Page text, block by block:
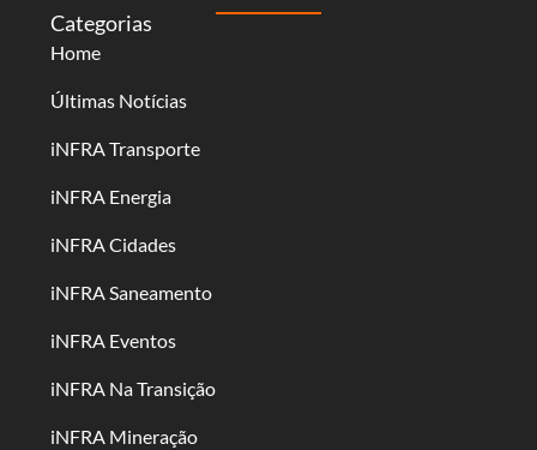
Categorias
Home
Últimas Notícias
iNFRA Transporte
iNFRA Energia
iNFRA Cidades
iNFRA Saneamento
iNFRA Eventos
iNFRA Na Transição
iNFRA Mineração